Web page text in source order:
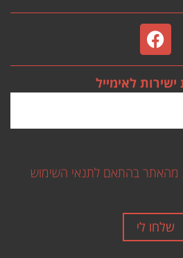
לאימייל
מהאתר בהתאם לתנאי השימוש
שלחו לי